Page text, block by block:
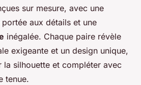
sur mesure, avec une
aux détails et une
inégalée. Chaque paire révèle
exigeante et un design unique,
la silhouette et compléter avec
tenue.